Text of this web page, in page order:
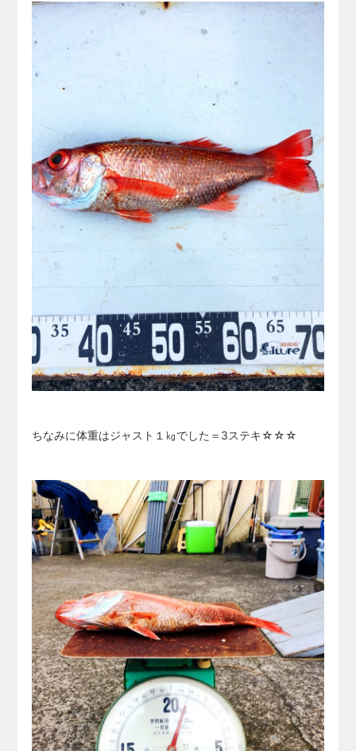
ちなみに体重はジャスト１㎏でした＝3ステキ☆☆☆